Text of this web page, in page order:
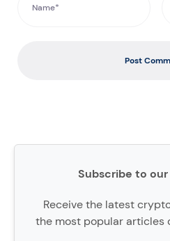
Post
Subscribe to
Receive the latest
the most popular articles